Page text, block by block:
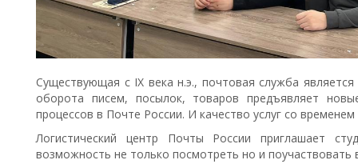
Существующая с IX века н.э., почтовая служба
оборота писем, посылок, товаров предъявляет
процессов в Почте России. И качество услуг со
Логистический центр Почты России приглашает
возможность не только посмотреть но и поучаствовать